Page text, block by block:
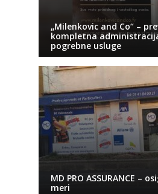
„Milenkovic and Co“ –
kompletna
pogrebne usluge
MD PRO ASSURANCE –
meri